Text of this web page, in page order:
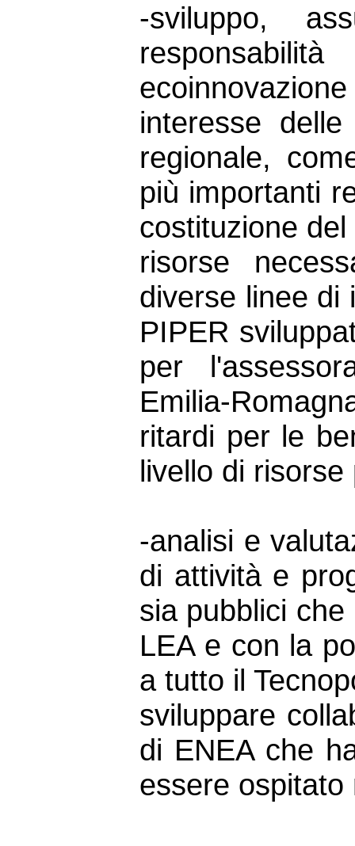
-sviluppo,
interesse
regionale,
più importanti
costituzione
risorse
diverse linee di
PIPER
per
Emilia-
ritardi per le
livello di risorse
-analisi e
di attività e
sia pubblici
LEA e con la
a tutto il
sviluppare
di ENEA che
essere ospitato